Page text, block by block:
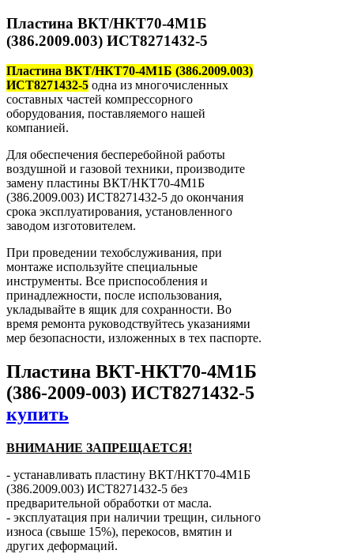
Пластина ВКТ/НКТ70-4М1Б
(386.2009.003) ИСТ8271432-5
Пластина ВКТ/НКТ70-4М1Б (386.2009.003)
ИСТ8271432-5 одна из многочисленных
составных частей компрессорного
оборудования, поставляемого нашей
компанией.
Для обеспечения бесперебойной работы
воздушной и газовой техники, производите
замену пластины ВКТ/НКТ70-4М1Б
(386.2009.003) ИСТ8271432-5 до окончания
срока эксплуатирования, установленного
заводом изготовителем.
При проведении техобслуживания, при
монтаже используйте специальные
инструменты. Все приспособления и
принадлежности, после использования,
укладывайте в ящик для сохранности. Во
время ремонта руководствуйтесь указаниями
мер безопасности, изложенных в тех паспорте.
Пластина ВКТ-НКТ70-4М1Б
(386-2009-003) ИСТ8271432-5
купить
ВНИМАНИЕ ЗАПРЕЩАЕТСЯ!
- устанавливать пластину ВКТ/НКТ70-4М1Б
(386.2009.003) ИСТ8271432-5 без
предварительной обработки от масла.
- эксплуатация при наличии трещин, сильного
износа (свыше 15%), перекосов, вмятин и
других деформаций.